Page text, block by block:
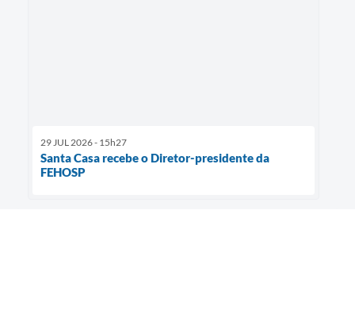
29 JUL 2026 - 15h27
Santa Casa recebe o Diretor-presidente da
FEHOSP